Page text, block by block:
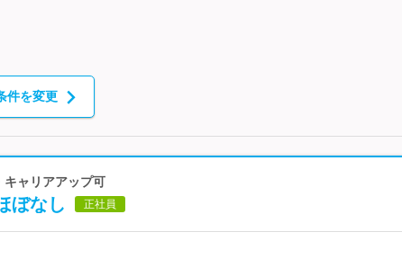
件を変更
ャリアアップ可
ぼなし 正社員